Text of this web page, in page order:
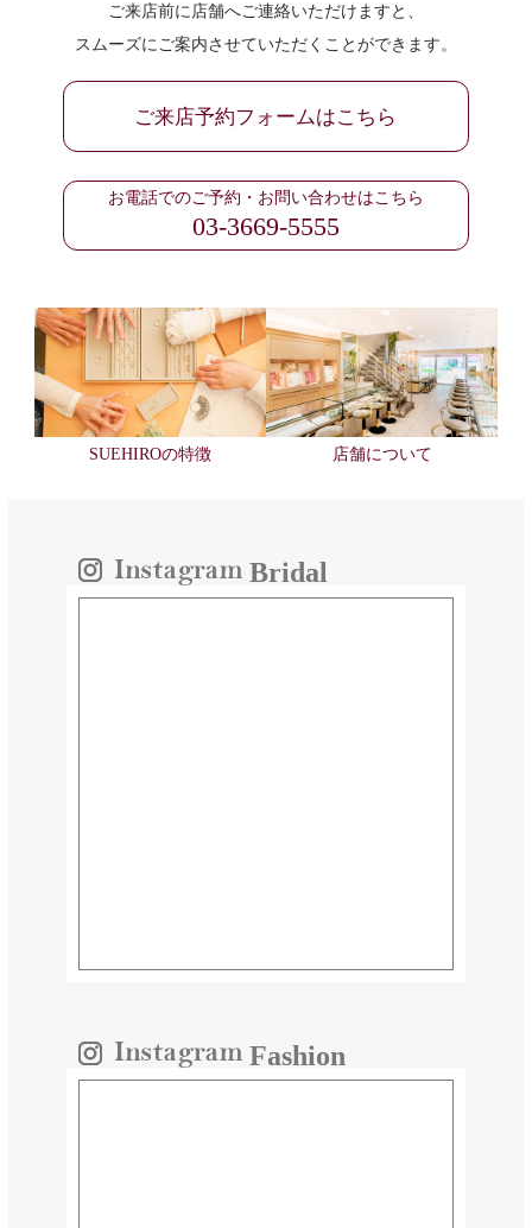
ご来店前に店舗へご連絡いただけますと、
スムーズにご案内させていただくことができます。
ご来店予約フォームはこちら
お電話でのご予約・お問い合わせはこちら
03-3669-5555
SUEHIROの特徴 店舗について
Bridal
Fashion